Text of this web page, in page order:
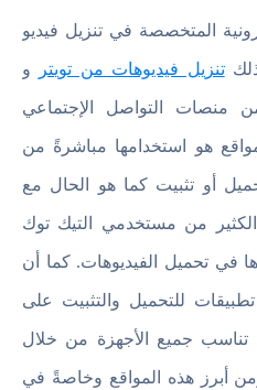
المتخصصة في تنزيل فيديو
تنزيل فيديوهات من تويتر و
منصات التواصل الإجتماعي
هو استخدامها مباشرةً من
أو تثبيت كما هو الحال مع
الكثير من مستخدمي التيك توك
في تحميل الفيديوهات. كما أن
للتحميل والتثبيت على
تناسب جميع الأجهزة من خلال
أبرز هذه المواقع وخاصةً في